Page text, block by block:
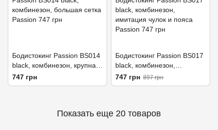
Бодистокинг Passion BS014
black, комбинезон, крупная
сетка
747 грн
Бодистокинг Passion BS017
black, комбинезон,
имитация чулок и пояса
747 грн 897 грн
Показать еще 20 товаров